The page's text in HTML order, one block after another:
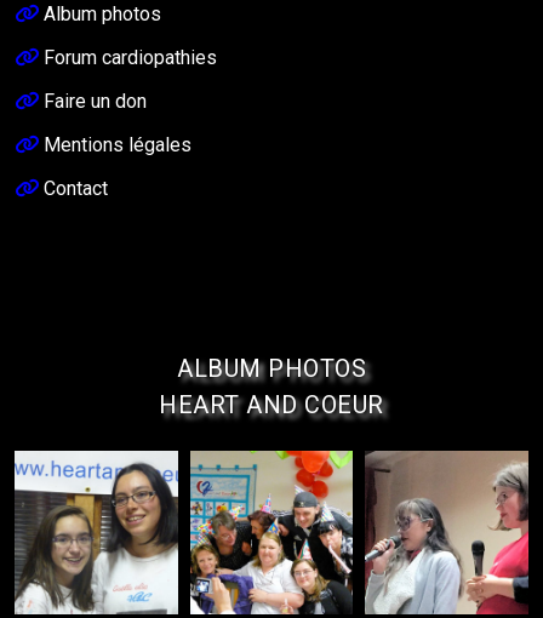
Album photos
Forum cardiopathies
Faire un don
Mentions légales
Contact
ALBUM PHOTOS
HEART AND COEUR